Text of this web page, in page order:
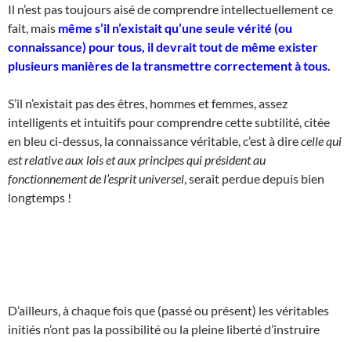
Il n’est pas toujours aisé de comprendre intellectuellement ce
fait, mais même s’il n’existait qu’une seule vérité (ou
connaissance) pour tous, il devrait tout de même exister
plusieurs manières de la transmettre correctement à tous.
S’il n’existait pas des êtres, hommes et femmes, assez
intelligents et intuitifs pour comprendre cette subtilité, citée
en bleu ci-dessus, la connaissance véritable, c’est à direcelle qui
est relative aux lois et aux principes qui président au
fonctionnement de l’esprit universel , serait perdue depuis bien
longtemps !
D’ailleurs, à chaque fois que (passé ou présent) les véritables
initiés n’ont pas la possibilité ou la pleine liberté d’instruire